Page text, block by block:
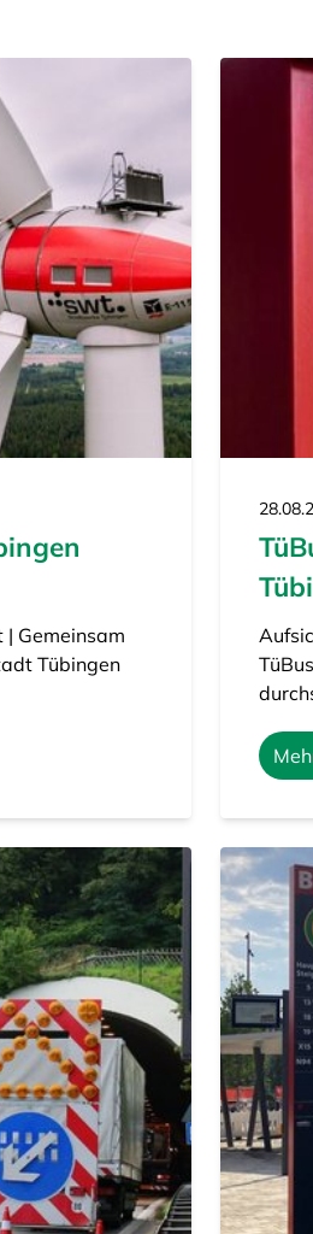
Gemeinsam
Tübingen